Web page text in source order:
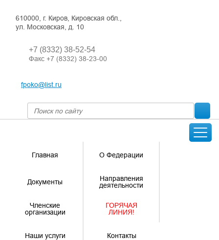
610000, г. Киров, Кировская обл.,
ул. Московская, д. 10
+7 (8332) 38-52-54
Факс +7 (8332) 38-23-00
fpoko@list.ru
Главная О Федерации
Документы
Направления
деятельности
Членские
организации
ГОРЯЧАЯ
ЛИНИЯ!
Наши услуги Контакты